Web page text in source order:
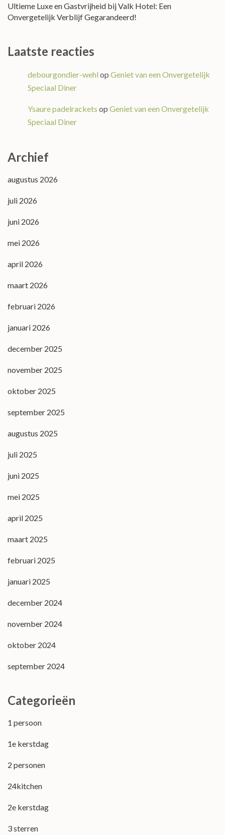
Ultieme Luxe en Gastvrijheid bij Valk Hotel: Een
Onvergetelijk Verblijf Gegarandeerd!
Laatste reacties
debourgondier-wehl op Geniet van een Onvergetelijk
Speciaal Diner
Ysaure padelrackets op Geniet van een Onvergetelijk
Speciaal Diner
Archief
augustus 2026
juli 2026
juni 2026
mei 2026
april 2026
maart 2026
februari 2026
januari 2026
december 2025
november 2025
oktober 2025
september 2025
augustus 2025
juli 2025
juni 2025
mei 2025
april 2025
maart 2025
februari 2025
januari 2025
december 2024
november 2024
oktober 2024
september 2024
Categorieën
1 persoon
1e kerstdag
2 personen
24kitchen
2e kerstdag
3 sterren